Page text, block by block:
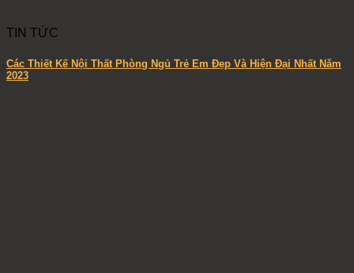
TIN TỨC
Các Thiết Kế Nội Thất Phòng Ngủ Trẻ Em Đẹp Và Hiện Đại Nhất Năm
2023